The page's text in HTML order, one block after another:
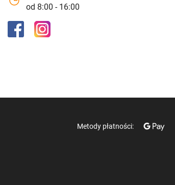
od 8:00 - 16:00
Metody płatności: